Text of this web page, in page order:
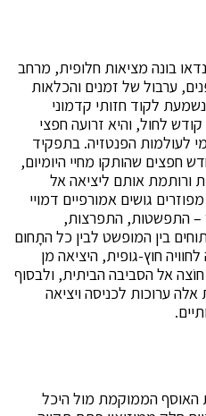
בונה מציאות חלופית, מרחב
ערבול של זמנים והכלאות
לקוד חזותי קדמוני
לחול, והיא זרועה חפצי
לעולמות הפנטזיה. בתפקיד
חפצים שהותקו מחיי היומיום,
ורותמת אותם ליציאה אל
גושים אמורפיים דמויי
– התפשטות, התפרצות,
בין המופשט לבין כל התָחום
חוץ-גופית, היציאה מן
אל הסביבה הביתית, ולבסוף
אלה ערוכות לכניסה ויציאה
האוסף הממוקמת מול היכל